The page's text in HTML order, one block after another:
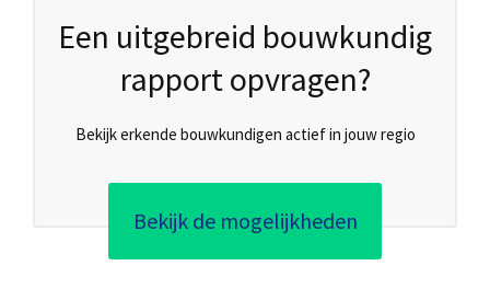
Een uitgebreid bouwkundig
rapport opvragen?
Bekijk erkende bouwkundigen actief in jouw regio
Bekijk de mogelijkheden